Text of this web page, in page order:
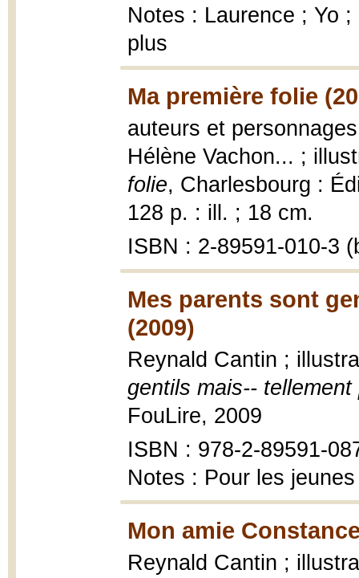
Notes : Laurence ; Yo
plus
Ma première folie
auteurs et
Hélène Vachon... ;
folie, Charlesbourg :
128 p. : ill. ; 18 cm.
ISBN : 2-89591-010-3
Mes parents sont
(2009)
Reynald Cantin ;
gentils mais-- tellement
FouLire, 2009
ISBN : 978-2-89591-
Notes : Pour les
Mon amie
Reynald Cantin ;